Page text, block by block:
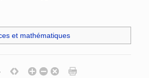
et mathématiques